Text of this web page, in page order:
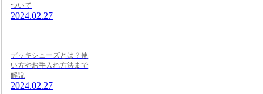
ついて
2024.02.27
デッキシューズとは？使
い方やお手入れ方法まで
解説
2024.02.27